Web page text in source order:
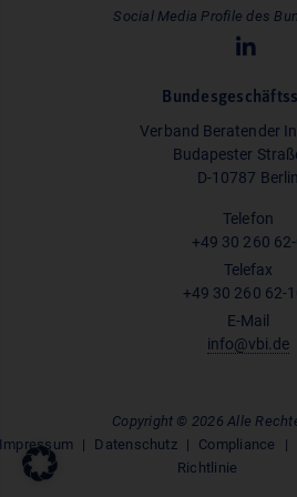
Social Media Profile des
Verband Beratender
Budapester
D-10787 Berlin
Telefon
+49 30 260
Telefax
+49 30 260 62-
E-Mail
info@vbi.de
Copyright © 2026 Alle
Datenschutz
Compliance
Richtlinie